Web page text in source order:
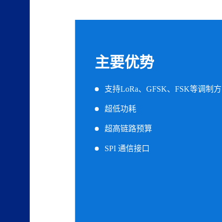
主要优势
支持LoRa、GFSK、FSK等调制
超低功耗
超高链路预算
SPI 通信接口